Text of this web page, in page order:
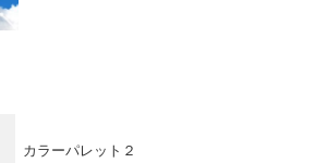
カラーパレット２